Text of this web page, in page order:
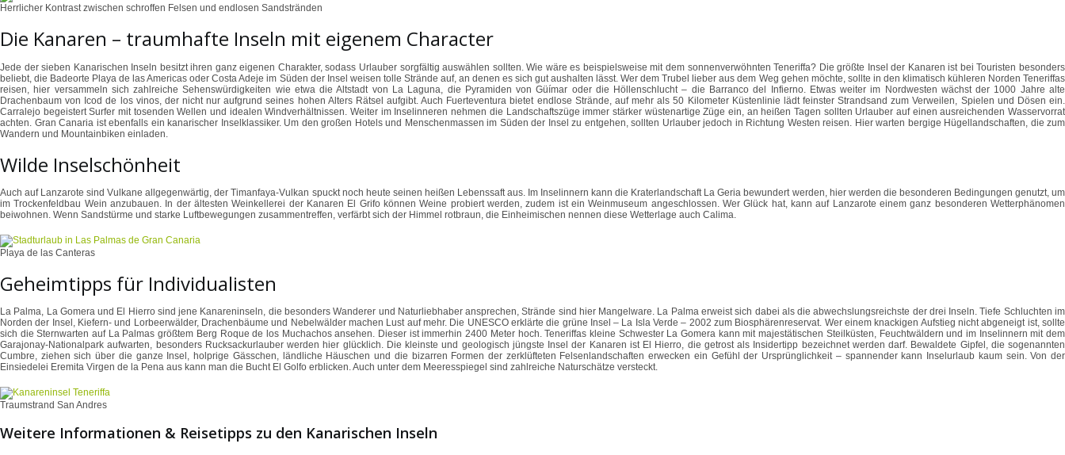
Herrlicher Kontrast zwischen schroffen Felsen und endlosen Sandstränden
Die Kanaren – traumhafte Inseln mit eigenem Character
Jede der sieben Kanarischen Inseln besitzt ihren ganz eigenen Charakter, sodass Urlauber sorgfältig auswählen sollten. Wie wäre es beispielsweise mit dem sonnenverwöhnten Teneriffa? Die größte Insel der Kanaren ist bei Touristen besonders
beliebt, die Badeorte Playa de las Americas oder Costa Adeje im Süden der Insel weisen tolle Strände auf, an denen es sich gut aushalten lässt. Wer dem Trubel lieber aus dem Weg gehen möchte, sollte in den klimatisch kühleren Norden Teneriffas
reisen, hier versammeln sich zahlreiche Sehenswürdigkeiten wie etwa die Altstadt von La Laguna, die Pyramiden von Güímar oder die Höllenschlucht – die Barranco del Infierno. Etwas weiter im Nordwesten wächst der 1000 Jahre alte
Drachenbaum von Icod de los vinos, der nicht nur aufgrund seines hohen Alters Rätsel aufgibt. Auch Fuerteventura bietet endlose Strände, auf mehr als 50 Kilometer Küstenlinie lädt feinster Strandsand zum Verweilen, Spielen und Dösen ein.
Carralejo begeistert Surfer mit tosenden Wellen und idealen Windverhältnissen. Weiter im Inselinneren nehmen die Landschaftszüge immer stärker wüstenartige Züge ein, an heißen Tagen sollten Urlauber auf einen ausreichenden Wasservorrat
achten. Gran Canaria ist ebenfalls ein kanarischer Inselklassiker. Um den großen Hotels und Menschenmassen im Süden der Insel zu entgehen, sollten Urlauber jedoch in Richtung Westen reisen. Hier warten bergige Hügellandschaften, die zum
Wandern und Mountainbiken einladen.
Wilde Inselschönheit
Auch auf Lanzarote sind Vulkane allgegenwärtig, der Timanfaya-Vulkan spuckt noch heute seinen heißen Lebenssaft aus. Im Inselinnern kann die Kraterlandschaft La Geria bewundert werden, hier werden die besonderen Bedingungen genutzt, um
im Trockenfeldbau Wein anzubauen. In der ältesten Weinkellerei der Kanaren El Grifo können Weine probiert werden, zudem ist ein Weinmuseum angeschlossen. Wer Glück hat, kann auf Lanzarote einem ganz besonderen Wetterphänomen
beiwohnen. Wenn Sandstürme und starke Luftbewegungen zusammentreffen, verfärbt sich der Himmel rotbraun, die Einheimischen nennen diese Wetterlage auch Calima.
Playa de las Canteras
Geheimtipps für Individualisten
La Palma, La Gomera und El Hierro sind jene Kanareninseln, die besonders Wanderer und Naturliebhaber ansprechen, Strände sind hier Mangelware. La Palma erweist sich dabei als die abwechslungsreichste der drei Inseln. Tiefe Schluchten im
Norden der Insel, Kiefern- und Lorbeerwälder, Drachenbäume und Nebelwälder machen Lust auf mehr. Die UNESCO erklärte die grüne Insel – La Isla Verde – 2002 zum Biosphärenreservat. Wer einem knackigen Aufstieg nicht abgeneigt ist, sollte
sich die Sternwarten auf La Palmas größtem Berg Roque de los Muchachos ansehen. Dieser ist immerhin 2400 Meter hoch. Teneriffas kleine Schwester La Gomera kann mit majestätischen Steilküsten, Feuchtwäldern und im Inselinnern mit dem
Garajonay-Nationalpark aufwarten, besonders Rucksackurlauber werden hier glücklich. Die kleinste und geologisch jüngste Insel der Kanaren ist El Hierro, die getrost als Insidertipp bezeichnet werden darf. Bewaldete Gipfel, die sogenannten
Cumbre, ziehen sich über die ganze Insel, holprige Gässchen, ländliche Häuschen und die bizarren Formen der zerklüfteten Felsenlandschaften erwecken ein Gefühl der Ursprünglichkeit – spannender kann Inselurlaub kaum sein. Von der
Einsiedelei Eremita Virgen de la Pena aus kann man die Bucht El Golfo erblicken. Auch unter dem Meeresspiegel sind zahlreiche Naturschätze versteckt.
Traumstrand San Andres
Weitere Informationen & Reisetipps zu den Kanarischen Inseln